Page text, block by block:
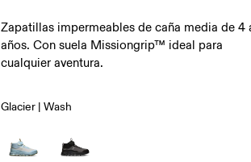
Zapatillas impermeables de caña media de 4
años. Con suela Missiongrip™ ideal para
cualquier aventura.
Glacier | Wash